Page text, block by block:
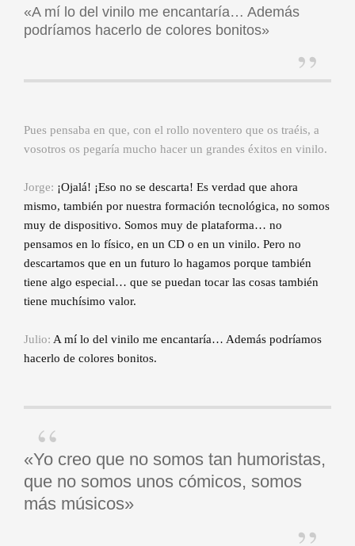
«A mí lo del vinilo me encantaría… Además
podríamos hacerlo de colores bonitos»
Pues pensaba en que, con el rollo noventero que os traéis, a
vosotros os pegaría mucho hacer un grandes éxitos en vinilo.
Jorge: ¡Ojalá! ¡Eso no se descarta! Es verdad que ahora
mismo, también por nuestra formación tecnológica, no somos
muy de dispositivo. Somos muy de plataforma… no
pensamos en lo físico, en un CD o en un vinilo. Pero no
descartamos que en un futuro lo hagamos porque también
tiene algo especial… que se puedan tocar las cosas también
tiene muchísimo valor.
Julio: A mí lo del vinilo me encantaría… Además podríamos
hacerlo de colores bonitos.
«Yo creo que no somos tan humoristas,
que no somos unos cómicos, somos
más músicos»